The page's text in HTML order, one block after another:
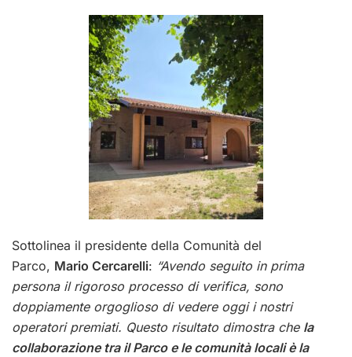
Sottolinea il presidente della Comunità del
Parco, Mario Cercarelli: “Avendo seguito in prima
persona il rigoroso processo di verifica, sono
doppiamente orgoglioso di vedere oggi i nostri
operatori premiati. Questo risultato dimostra che la
collaborazione tra il Parco e le comunità locali è la